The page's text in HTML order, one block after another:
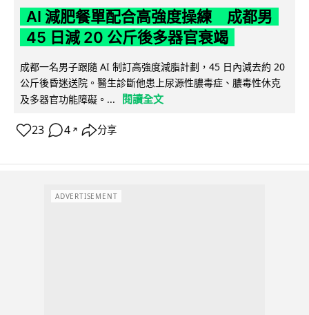
AI 減肥餐單配合高強度操練 成都男
45 日減 20 公斤後多器官衰竭
成都一名男子跟隨 AI 制訂高強度減脂計劃，45 日內減去約 20
公斤後昏迷送院。醫生診斷他患上尿源性膿毒症、膿毒性休克
及多器官功能障礙。...
閱讀全文
23 4 ↗ 分享
ADVERTISEMENT